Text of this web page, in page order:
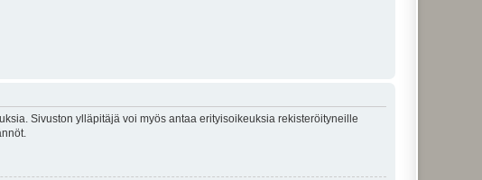
Sivuston ylläpitäjä voi myös antaa erityisoikeuksia rekisteröityneille